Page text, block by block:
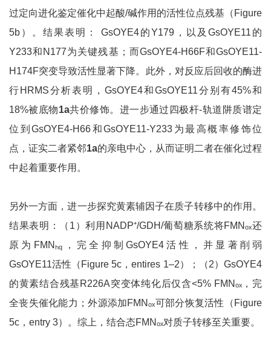
过定向进化鉴定催化中起酸/碱作用的活性位点残基（Figure
5b）。结果表明： GsOYE4的Y179，以及GsOYE11的
Y233和N177为关键残基；而GsOYE4-H66F和GsOYE11-
H174F突变导致活性显著下降。此外，对反应后回收的酶进
行HRMS分析表明，GsOYE4和GsOYE11分别有45%和
18%被底物1a共价修饰。进一步通过四极杆-轨道阱质谱定
位到GsOYE4-H66和GsOYE11-Y233为最高概率修饰位
点，证实二者紧邻1a的亲电中心，从而证明二者在催化过程
中起着重要作用。
另外一方面，进一步探究黄素辅因子在质子转移中的作用。
结果表明：（1）利用NADP⁺/GDH/葡萄糖系统将FMNₒₓ还
原为FMNₕq，完全抑制GsOYE4活性，并显著削弱
GsOYE11活性（Figure 5c，entires 1–2）；（2）GsOYE4
的黄素结合残基R226A突变体纯化后仅含<5% FMNₒₓ，完
全丧失催化能力；外源添加FMNₒₓ可部分恢复活性（Figure
5c，entry 3）。综上，结合态FMNₒₓ对质子转移至关重要。